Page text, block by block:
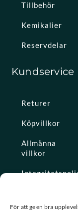
För att ge en bra
Tillbehör
Kemikalier
Reservdelar
Kundservice
Returer
Köpvillkor
Allmänna
villkor